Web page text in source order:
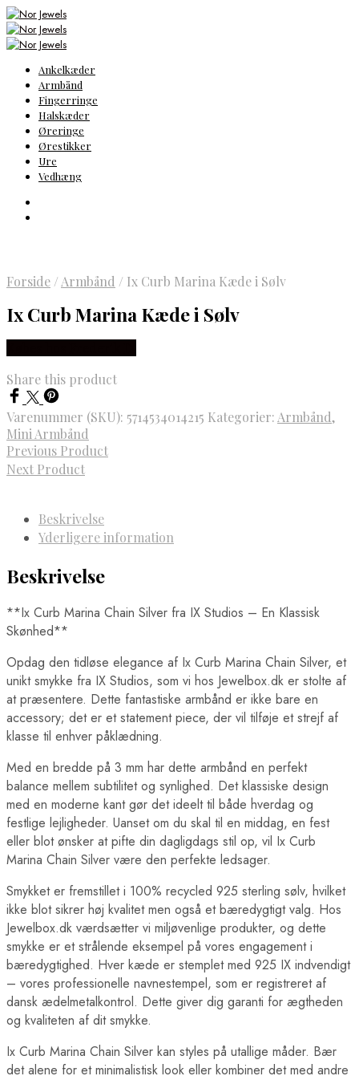
Ankelkæder
Armbånd
Fingerringe
Halskæder
Øreringe
Ørestikker
Ure
Vedhæng
Forside / Armbånd / Ix Curb Marina Kæde i Sølv
Ix Curb Marina Kæde i Sølv
Share this product
Varenummer (SKU): 5714534014215 Kategorier:Armbånd,
Mini Armbånd
Previous Product
Next Product
Beskrivelse
Yderligere information
Beskrivelse
**Ix Curb Marina Chain Silver fra IX Studios – En Klassisk
Skønhed**
Opdag den tidløse elegance af Ix Curb Marina Chain Silver, et
unikt smykke fra IX Studios, som vi hos Jewelbox.dk er stolte af
at præsentere. Dette fantastiske armbånd er ikke bare en
accessory; det er et statement piece, der vil tilføje et strejf af
klasse til enhver påklædning.
Med en bredde på 3 mm har dette armbånd en perfekt
balance mellem subtilitet og synlighed. Det klassiske design
med en moderne kant gør det ideelt til både hverdag og
festlige lejligheder. Uanset om du skal til en middag, en fest
eller blot ønsker at pifte din dagligdags stil op, vil Ix Curb
Marina Chain Silver være den perfekte ledsager.
Smykket er fremstillet i 100% recycled 925 sterling sølv, hvilket
ikke blot sikrer høj kvalitet men også et bæredygtigt valg. Hos
Jewelbox.dk værdsætter vi miljøvenlige produkter, og dette
smykke er et strålende eksempel på vores engagement i
bæredygtighed. Hver kæde er stemplet med 925 IX indvendigt
– vores professionelle navnestempel, som er registreret af
dansk ædelmetalkontrol. Dette giver dig garanti for ægtheden
og kvaliteten af dit smykke.
Ix Curb Marina Chain Silver kan styles på utallige måder. Bær
det alene for et minimalistisk look eller kombiner det med andre